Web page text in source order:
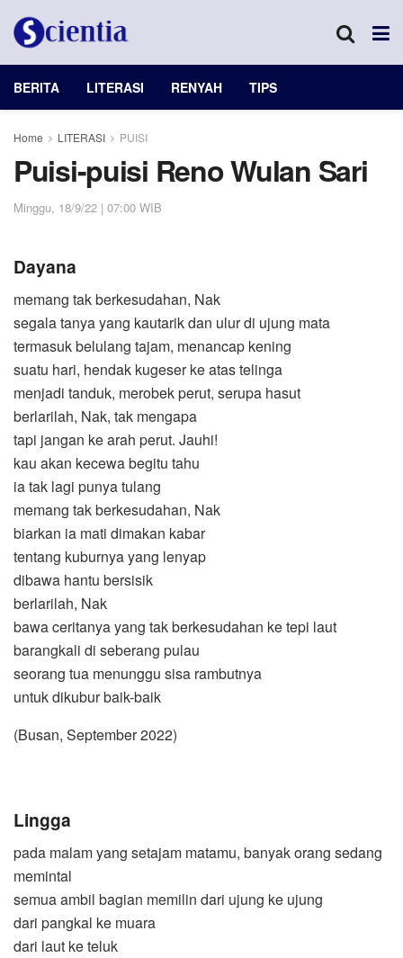
BERITA LITERASI RENYAH TIPS
Home LITERASI PUISI
Puisi-puisi Reno Wulan Sari
Minggu, 18/9/22 | 07:00 WIB
Dayana
memang tak berkesudahan, Nak
segala tanya yang kautarik dan ulur di ujung mata
termasuk belulang tajam, menancap kening
suatu hari, hendak kugeser ke atas telinga
menjadi tanduk, merobek perut, serupa hasut
berlarilah, Nak, tak mengapa
tapi jangan ke arah perut. Jauhi!
kau akan kecewa begitu tahu
ia tak lagi punya tulang
memang tak berkesudahan, Nak
biarkan ia mati dimakan kabar
tentang kuburnya yang lenyap
dibawa hantu bersisik
berlarilah, Nak
bawa ceritanya yang tak berkesudahan ke tepi laut
barangkali di seberang pulau
seorang tua menunggu sisa rambutnya
untuk dikubur baik-baik
(Busan, September 2022)
Lingga
pada malam yang setajam matamu, banyak orang sedang
memintal
semua ambil bagian memilin dari ujung ke ujung
dari pangkal ke muara
dari laut ke teluk